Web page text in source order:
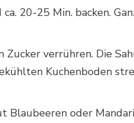
20-25 Min. backen.
verrühren. Die
Kuchenboden
Blaubeeren oder